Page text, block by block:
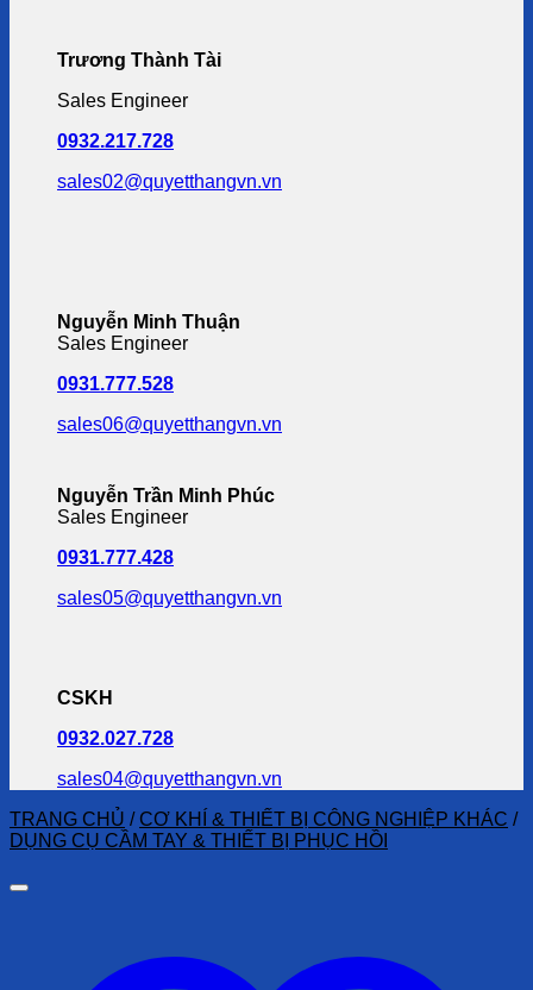
Trương Thành Tài
Sales Engineer
0932.217.728
sales02@quyetthangvn.vn
Nguyễn Minh Thuận
Sales Engineer
0931.777.528
sales06@quyetthangvn.vn
Nguyễn Trần Minh Phúc
Sales Engineer
0931.777.428
sales05@quyetthangvn.vn
CSKH
0932.027.728
sales04@quyetthangvn.vn
TRANG CHỦ / CƠ KHÍ & THIẾT BỊ CÔNG NGHIỆP KHÁC /
DỤNG CỤ CẦM TAY & THIẾT BỊ PHỤC HỒI